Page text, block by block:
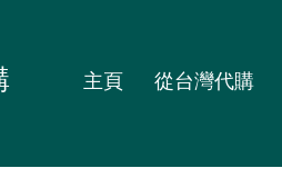
主頁 從台灣代購